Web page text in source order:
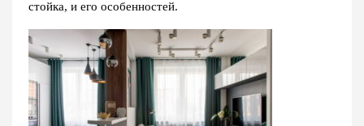
стойка, и его особенностей.